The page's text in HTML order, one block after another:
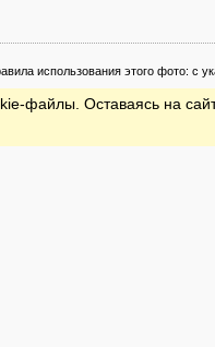
использования этого фото: с
файлы. Оставаясь на